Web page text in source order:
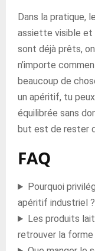
Dans la pratique,
assiette visible et
sont déjà prêts,
n’importe
beaucoup de
un apéritif, tu
équilibrée sans
but est de rester
FAQ
Pourquoi
apéritif industriel ?
Les produits
retrouver la forme